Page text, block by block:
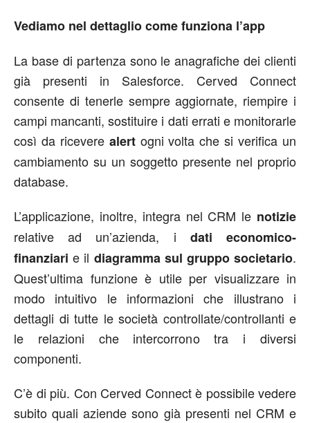
Vediamo nel dettaglio come funziona l’app
La base di partenza sono le anagrafiche dei clienti
già presenti in Salesforce. Cerved Connect
consente di tenerle sempre aggiornate, riempire i
campi mancanti, sostituire i dati errati e monitorarle
così da ricevere alertogni volta che si verifica un
cambiamento su un soggetto presente nel proprio
database.
L’applicazione, inoltre, integra nel CRM le notizie
relative ad un’azienda, i dati economico-
finanziari e il diagramma sul gruppo societario.
Quest’ultima funzione è utile per visualizzare in
modo intuitivo le informazioni che illustrano i
dettagli di tutte le società controllate/controllanti e
le relazioni che intercorrono tra i diversi
componenti.
C’è di più. Con Cerved Connect è possibile vedere
subito quali aziende sono già presenti nel CRM e